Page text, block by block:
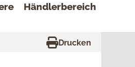
Händlerbereich
Drucken